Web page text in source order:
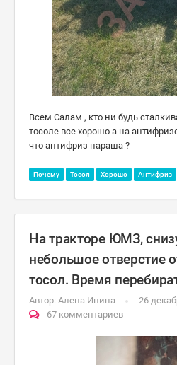
Всем Салам , кто ни будь
тосоле все хорошо а на
что антифриз параша ?
Почему Тосол Хорошо Антифриз
На тракторе ЮМЗ,
небольшое отверстие
тосол. Время
Автор: Алена Инина
26
67 комментариев